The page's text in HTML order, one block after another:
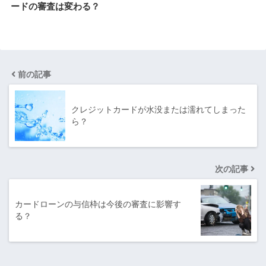
ードの審査は変わる？
前の記事
クレジットカードが水没または濡れてしまった
ら？
次の記事
カードローンの与信枠は今後の審査に影響す
る？